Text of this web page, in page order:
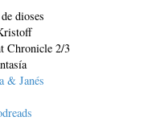
dioses
Chronicle 2/3
& Janés